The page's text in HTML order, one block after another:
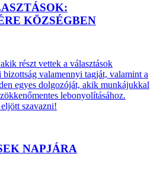
KÖZSÉGBEN
részt vettek a választások
bizottság valamennyi tagját, valamint a
egyes dolgozóját, akik munkájukkal
lebonyolításához.
szavazni!
NAPJÁRA